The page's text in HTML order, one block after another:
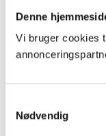
Denne
Vi bruger cookies
Nødvendig